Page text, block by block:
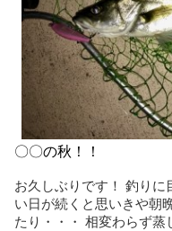
〇〇の秋！！
お久しぶりです！ 釣り
い日が続くと思いきや朝
たり・・・ 相変わらず